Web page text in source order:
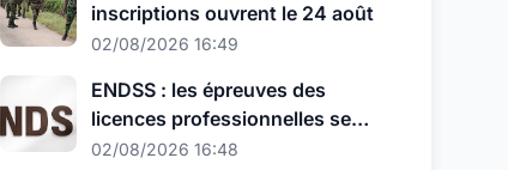
inscriptions ouvrent le 24 août
02/08/2026 16:49
ENDSS : les épreuves des
licences professionnelles se
tiennent les 11, 12 et 13 août
02/08/2026 16:48